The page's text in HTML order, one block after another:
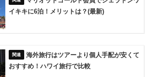
イキキに6泊！メリットは？(最新)
海外旅行はツアーより個人手配が安くて
おすすめ！ハワイ旅行で比較